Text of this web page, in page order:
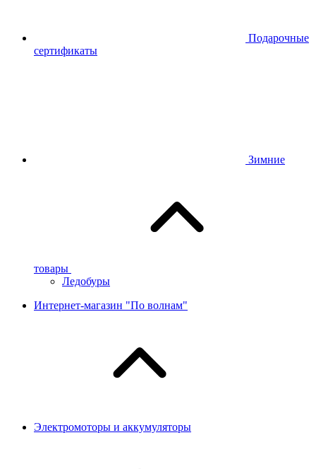
Подарочные
сертификаты
Зимние
товары
Ледобуры
Интернет-магазин "По волнам"
Электромоторы и аккумуляторы